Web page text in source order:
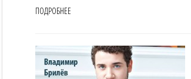
ПОДРОБНЕЕ